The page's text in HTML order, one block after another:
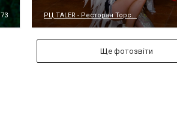
73 РЦ TALER - Ресторан Торс...
Ще фотозвіти